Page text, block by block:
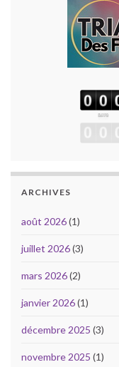
ARCHIVES
août 2026(1)
juillet 2026(3)
mars 2026(2)
janvier 2026(1)
décembre 2025 (3)
novembre 2025 (1)